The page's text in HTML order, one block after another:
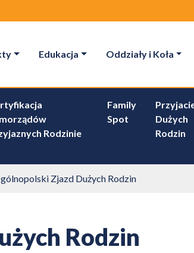
Edukacja Oddziały i Koła
Rodzinie
Family
Spot
Dużych
Rodzin
Zjazd Dużych Rodzin
Rodzin